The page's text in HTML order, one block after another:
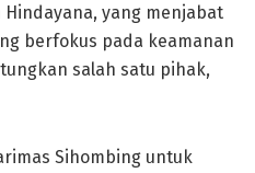
yang menjabat
berfokus pada keamanan
salah satu pihak,
Sihombing untuk